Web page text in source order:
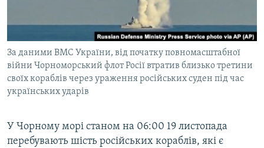
УКРАЇНСЬКА ПРОБЛЕМА КРИМУ
ІНФОГРАФІКА
Qırımtatar
ДОЛУЧАЙСЯ!
За даними ВМС України, від початку повномасштабної
війни Чорноморський флот Росії втратив близько третини
своїх кораблів через ураження російських суден під час
українських ударів
У Чорному морі станом на 06:00 19 листопада
перебувають шість російських кораблів, які є